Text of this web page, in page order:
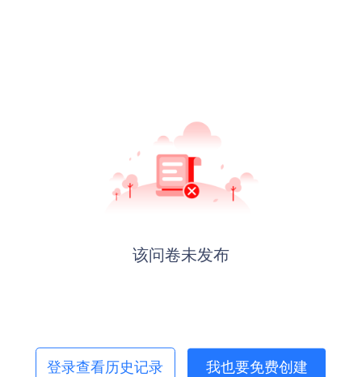
该问卷未发布
登录查看历史记录 我也要免费创建